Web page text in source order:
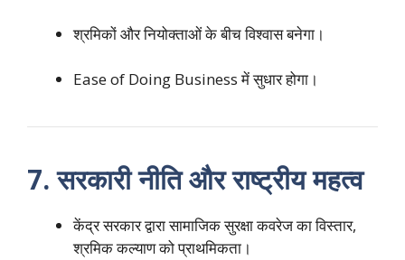
श्रमिकों और नियोक्ताओं के बीच विश्वास बनेगा।
Ease of Doing Business में सुधार होगा।
7. सरकारी नीति और राष्ट्रीय महत्व
केंद्र सरकार द्वारा सामाजिक सुरक्षा कवरेज का विस्तार,
श्रमिक कल्याण को प्राथमिकता।